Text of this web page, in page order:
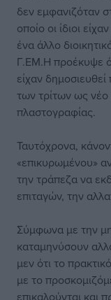
δεν εμφανιζόταν
οποίο οι ίδιοι
ένα άλλο
Γ.ΕΜ.Η προέκυψε
είχαν
των τρίτων ως νέο
πλαστογραφίας.
Ταυτόχρονα,
«επικυρωμένου»
την τράπεζα να
επιταγών, την
Σύμφωνα με την
καταμηνύσουν
μεν ότι το
με το
επικαλούνται και